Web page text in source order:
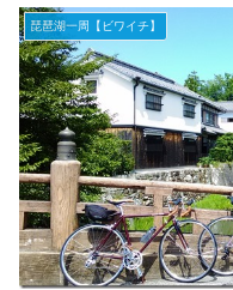
琵琶湖一周【ビワイチ】